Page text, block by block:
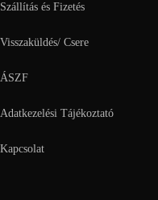
Szállítás és Fizetés
Visszaküldés/ Csere
ÁSZF
Adatkezelési Tájékoztató
Kapcsolat